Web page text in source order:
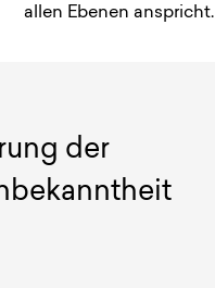
allen Ebenen anspricht.
der